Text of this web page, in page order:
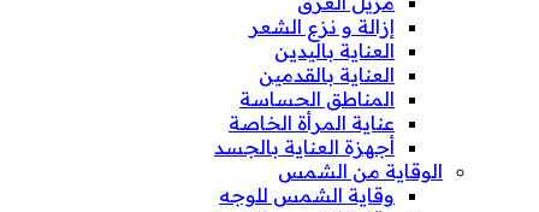
إزالة و نزع الشعر
العناية باليدين
العناية بالقدمين
المناطق الحساسة
عناية المرأة الخاصة
أجهزة العناية بالجسد
الوقاية من الشمس
وقاية الشمس للوجه